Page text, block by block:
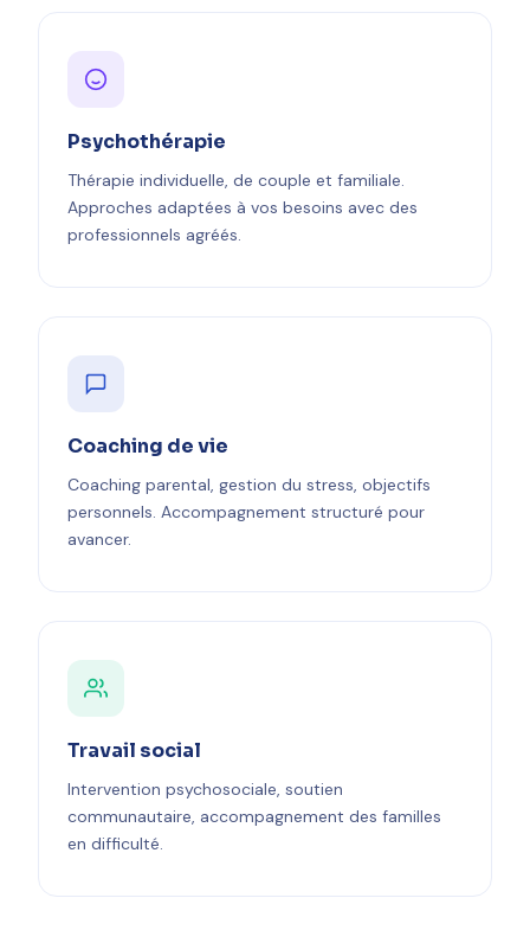
Psychothérapie
Thérapie individuelle, de couple et familiale.
Approches adaptées à vos besoins avec des
professionnels agréés.
Coaching de vie
Coaching parental, gestion du stress, objectifs
personnels. Accompagnement structuré pour
avancer.
Travail social
Intervention psychosociale, soutien
communautaire, accompagnement des familles
en difficulté.